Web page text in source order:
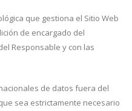
que gestiona el Sitio Web
de encargado del
Responsable y con las
de datos fuera del
sea estrictamente necesario